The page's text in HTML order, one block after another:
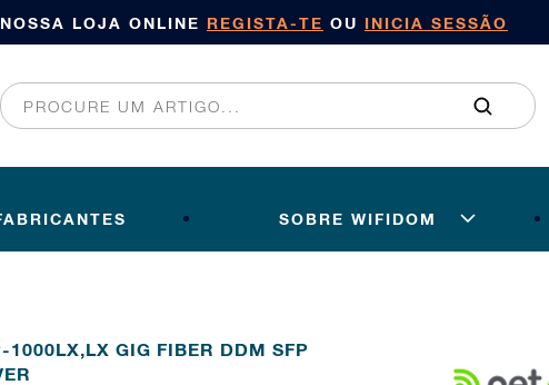
LOJA ONLINE REGISTA-TE OU INICIA SESSÃO
SOBRE WIFIDOM
1000LX,LX GIG FIBER DDM SFP